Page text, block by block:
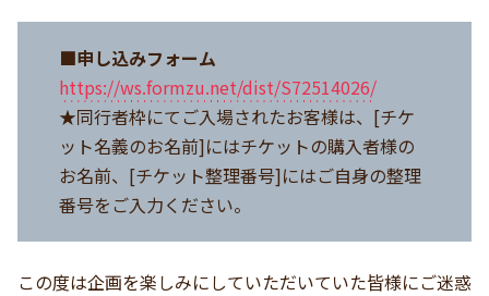
■申し込みフォーム
https://ws.formzu.net/dist/S72514026/
★同行者枠にてご入場されたお客様は、[チケ
ット名義のお名前]にはチケットの購入者様の
お名前、[チケット整理番号]にはご自身の整理
番号をご入力ください。
この度は企画を楽しみにしていただいていた皆様にご迷惑